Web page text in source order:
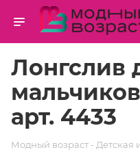
Лонгслив
арт. 4433
Модный возраст - Детская